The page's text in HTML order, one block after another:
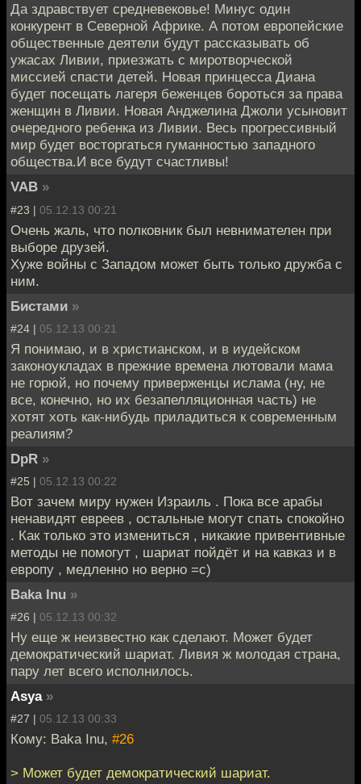
Да здравствует средневековье! Минус один
конкурент в Северной Африке. А потом европейские
общественные деятели будут рассказывать об
ужасах Ливии, приезжать с миротворческой
миссией спасти детей. Новая принцесса Диана
будет посещать лагеря беженцев бороться за права
женщин в Ливии. Новая Анджелина Джоли усыновит
очередного ребенка из Ливии. Весь прогрессивный
мир будет восторгаться гуманностью западного
общества.И все будут счастливы!
VAB »
#23 | 05.12.13 00:21
Очень жаль, что полковник был невнимателен при
выборе друзей.
Хуже войны с Западом может быть только дружба с
ним.
Бистами »
#24 | 05.12.13 00:21
Я понимаю, и в христианском, и в иудейском
законоукладах в прежние времена лютовали мама
не горюй, но почему приверженцы ислама (ну, не
все, конечно, но их безапелляционная часть) не
хотят хоть как-нибудь приладиться к современным
реалиям?
DpR »
#25 | 05.12.13 00:22
Вот зачем миру нужен Израиль . Пока все арабы
ненавидят евреев , остальные могут спать спокойно
. Как только это измениться , никакие привентивные
методы не помогут , шариат пойдёт и на кавказ и в
европу , медленно но верно =с)
Baka Inu »
#26 | 05.12.13 00:32
Ну еще ж неизвестно как сделают. Может будет
демократический шариат. Ливия ж молодая страна,
пару лет всего исполнилось.
Asya »
#27 | 05.12.13 00:33
Кому: Baka Inu, #26
> Может будет демократический шариат.